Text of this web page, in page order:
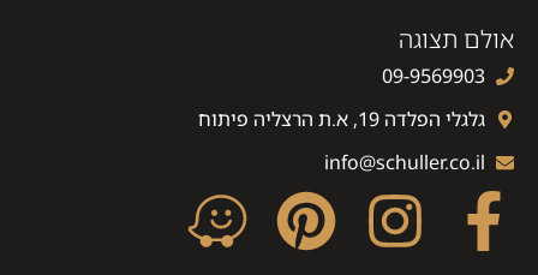
אולם תצוגה
09-9569903
גלגלי הפלדה 19, א.ת הרצליה פיתוח
info@schuller.co.il